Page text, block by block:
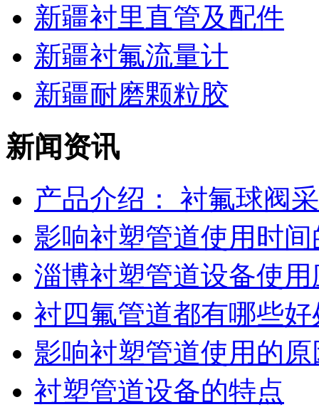
新疆衬里直管及配件
新疆衬氟流量计
新疆耐磨颗粒胶
新闻资讯
产品介绍： 衬氟球阀
影响衬塑管道使用时
淄博衬塑管道设备使用
衬四氟管道都有哪些好
影响衬塑管道使用的原
衬塑管道设备的特点